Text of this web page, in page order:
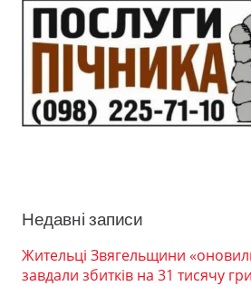
Недавні записи
Жительці Звягельщини
завдали збитків на 31 тисячу